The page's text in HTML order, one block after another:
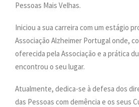
Pessoas Mais Velhas.
Iniciou a sua carreira com um estágio
Associação Alzheimer Portugal onde,
oferecida pela Associação e a prática
encontrou o seu lugar.
Atualmente, dedica-se à defesa dos
das Pessoas com demência e os seus